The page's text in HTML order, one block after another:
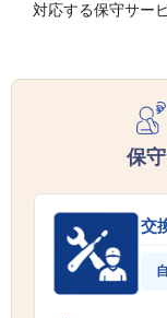
対応する保守サー
保
交